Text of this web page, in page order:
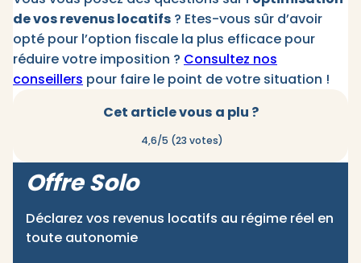
de vos revenus locatifs ? Etes-vous sûr d’avoir
opté pour l’option fiscale la plus efficace pour
réduire votre imposition ? Consultez nos
conseillers pour faire le point de votre situation !
Cet article vous a plu ?
4,6/5 (23 votes)
Offre Solo
Déclarez vos revenus locatifs au régime réel en
toute autonomie